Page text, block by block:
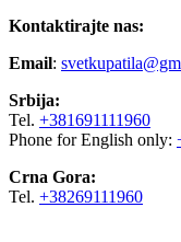
Kontaktirajte nas:
Email:
Srbija:
Tel. +381691111960
Phone for English only:
Crna Gora:
Tel. +38269111960